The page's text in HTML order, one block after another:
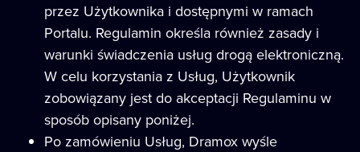
przez Użytkownika i dostępnymi w ramach
Portalu. Regulamin określa również zasady i
warunki świadczenia usług drogą elektroniczną.
W celu korzystania z Usług, Użytkownik
zobowiązany jest do akceptacji Regulaminu w
sposób opisany poniżej.
Po zamówieniu Usług, Dramox wyśle ​​